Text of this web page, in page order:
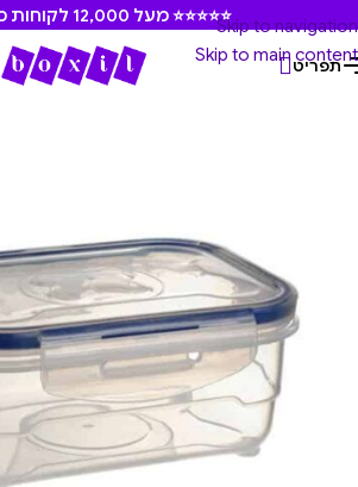
Skip to navigation
Skip to main content
⭐⭐⭐⭐⭐ מעל 12,000 לקוחות מרוצים
תפריט
עמוד הבית קופסאות אוכל/קופסאות אחסון